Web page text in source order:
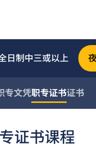
日制中三或以上
专文凭职专证书证书
证书课程